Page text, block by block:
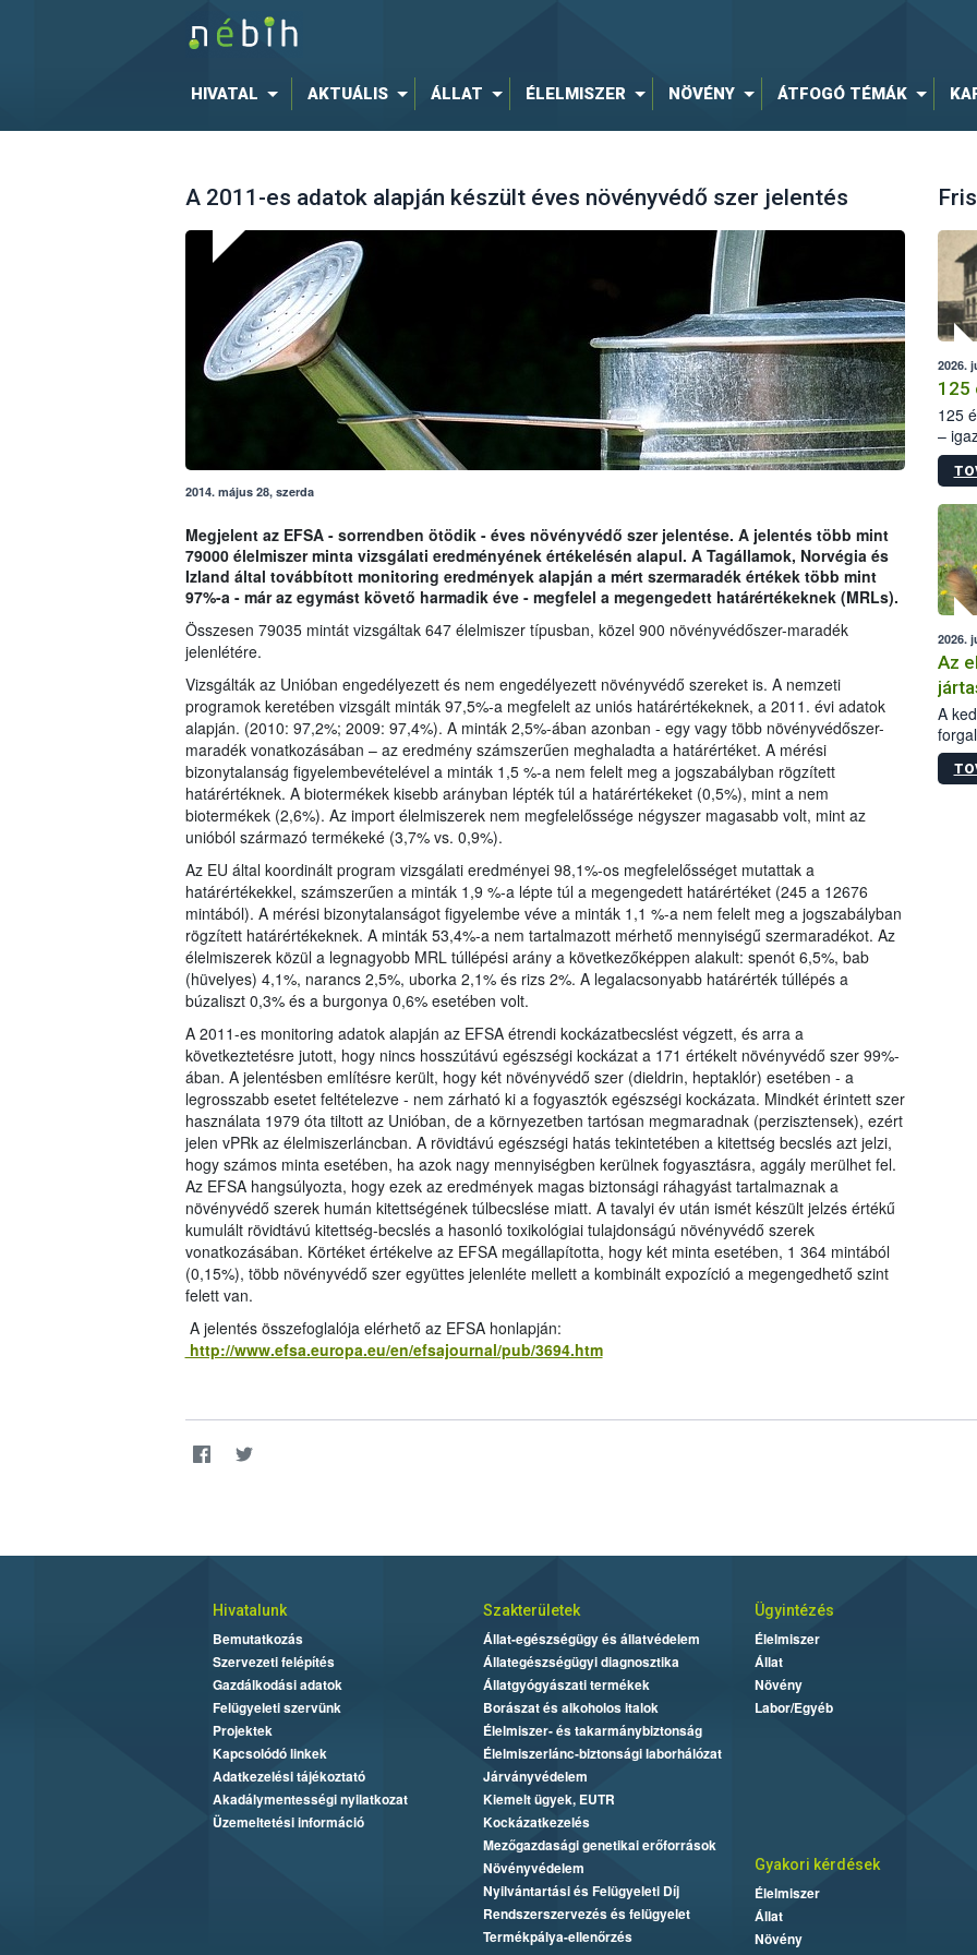
HIVATAL AKTUÁLIS ÁLLAT ÉLELMISZER NÖVÉNY ÁTFOGÓ TÉMÁK
A 2011-es adatok alapján készült éves növényvédő szer jelentés
2014. május 28, szerda
Megjelent az EFSA - sorrendben ötödik - éves növényvédő szer jelentése. A jelentés több mint
79000 élelmiszer minta vizsgálati eredményének értékelésén alapul. A Tagállamok, Norvégia és
Izland által továbbított monitoring eredmények alapján a mért szermaradék értékek több mint
97%-a - már az egymást követő harmadik éve - megfelel a megengedett határértékeknek (MRLs).
Összesen 79035 mintát vizsgáltak 647 élelmiszer típusban, közel 900 növényvédőszer-maradék
jelenlétére.
Vizsgálták az Unióban engedélyezett és nem engedélyezett növényvédő szereket is. A nemzeti
programok keretében vizsgált minták 97,5%-a megfelelt az uniós határértékeknek, a 2011. évi adatok
alapján. (2010: 97,2%; 2009: 97,4%). A minták 2,5%-ában azonban - egy vagy több növényvédőszer-
maradék vonatkozásában – az eredmény számszerűen meghaladta a határértéket. A mérési
bizonytalanság figyelembevételével a minták 1,5 %-a nem felelt meg a jogszabályban rögzített
határértéknek. A biotermékek kisebb arányban lépték túl a határértékeket (0,5%), mint a nem
biotermékek (2,6%). Az import élelmiszerek nem megfelelőssége négyszer magasabb volt, mint az
unióból származó termékeké (3,7% vs. 0,9%).
Az EU által koordinált program vizsgálati eredményei 98,1%-os megfelelősséget mutattak a
határértékekkel, számszerűen a minták 1,9 %-a lépte túl a megengedett határértéket (245 a 12676
mintából). A mérési bizonytalanságot figyelembe véve a minták 1,1 %-a nem felelt meg a jogszabályban
rögzített határértékeknek. A minták 53,4%-a nem tartalmazott mérhető mennyiségű szermaradékot. Az
élelmiszerek közül a legnagyobb MRL túllépési arány a következőképpen alakult: spenót 6,5%, bab
(hüvelyes) 4,1%, narancs 2,5%, uborka 2,1% és rizs 2%. A legalacsonyabb határérték túllépés a
búzaliszt 0,3% és a burgonya 0,6% esetében volt.
A 2011-es monitoring adatok alapján az EFSA étrendi kockázatbecslést végzett, és arra a
következtetésre jutott, hogy nincs hosszútávú egészségi kockázat a 171 értékelt növényvédő szer 99%-
ában. A jelentésben említésre került, hogy két növényvédő szer (dieldrin, heptaklór) esetében - a
legrosszabb esetet feltételezve - nem zárható ki a fogyasztók egészségi kockázata. Mindkét érintett szer
használata 1979 óta tiltott az Unióban, de a környezetben tartósan megmaradnak (perzisztensek), ezért
jelen vPRk az élelmiszerláncban. A rövidtávú egészségi hatás tekintetében a kitettség becslés azt jelzi,
hogy számos minta esetében, ha azok nagy mennyiségben kerülnek fogyasztásra, aggály merülhet fel.
Az EFSA hangsúlyozta, hogy ezek az eredmények magas biztonsági ráhagyást tartalmaznak a
növényvédő szerek humán kitettségének túlbecslése miatt. A tavalyi év után ismét készült jelzés értékű
kumulált rövidtávú kitettség-becslés a hasonló toxikológiai tulajdonságú növényvédő szerek
vonatkozásában. Körtéket értékelve az EFSA megállapította, hogy két minta esetében, 1 364 mintából
(0,15%), több növényvédő szer együttes jelenléte mellett a kombinált expozíció a megengedhető szint
felett van.
A jelentés összefoglalója elérhető az EFSA honlapján:
http://www.efsa.europa.eu/en/efsajournal/pub/3694.htm
2026.
125
125
–
15.
2026.
Az
A
Hivatalunk
Bemutatkozás
Szervezeti felépítés
Gazdálkodási adatok
Felügyeleti szervünk
Projektek
Kapcsolódó linkek
Adatkezelési tájékoztató
Akadálymentességi nyilatkozat
Üzemeltetési információ
Szakterületek
Állat-egészségügy és állatvédelem
Állategészségügyi diagnosztika
Állatgyógyászati termékek
Borászat és alkoholos italok
Élelmiszer- és takarmánybiztonság
Élelmiszerlánc-biztonsági laborhálózat
Járványvédelem
Kiemelt ügyek, EUTR
Kockázatkezelés
Mezőgazdasági genetikai erőforrások
Növényvédelem
Nyilvántartási és Felügyeleti Díj
Rendszerszervezés és felügyelet
Termékpálya-ellenőrzés
Ügyintézés
Élelmiszer
Állat
Növény
Labor/Egyéb
Gyakori kérdések
Élelmiszer
Állat
Növény